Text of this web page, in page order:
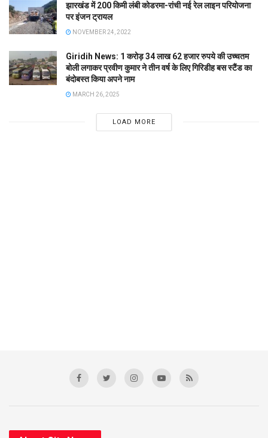
झारखंड में 200 किमी लंबी कोडरमा-रांची नई रेल लाइन परियोजना
पर इंजन ट्रायल
NOVEMBER 24, 2022
Giridih News: 1 करोड़ 34 लाख 62 हजार रुपये की उच्चतम
बोली लगाकर प्रवीण कुमार ने तीन वर्ष के लिए गिरिडीह बस स्टैंड का
बंदोबस्त किया अपने नाम
MARCH 26, 2025
LOAD MORE